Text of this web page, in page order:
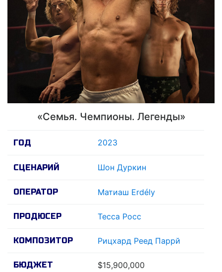
«Семья. Чемпионы. Легенды»
ГОД 2023
СЦЕНАРИЙ Шон Дуркин
ОПЕРАТОР Матиаш Erdély
ПРОДЮСЕР Тесса Росс
КОМПОЗИТОР Рицхард Реед Паррй
БЮДЖЕТ $15,900,000